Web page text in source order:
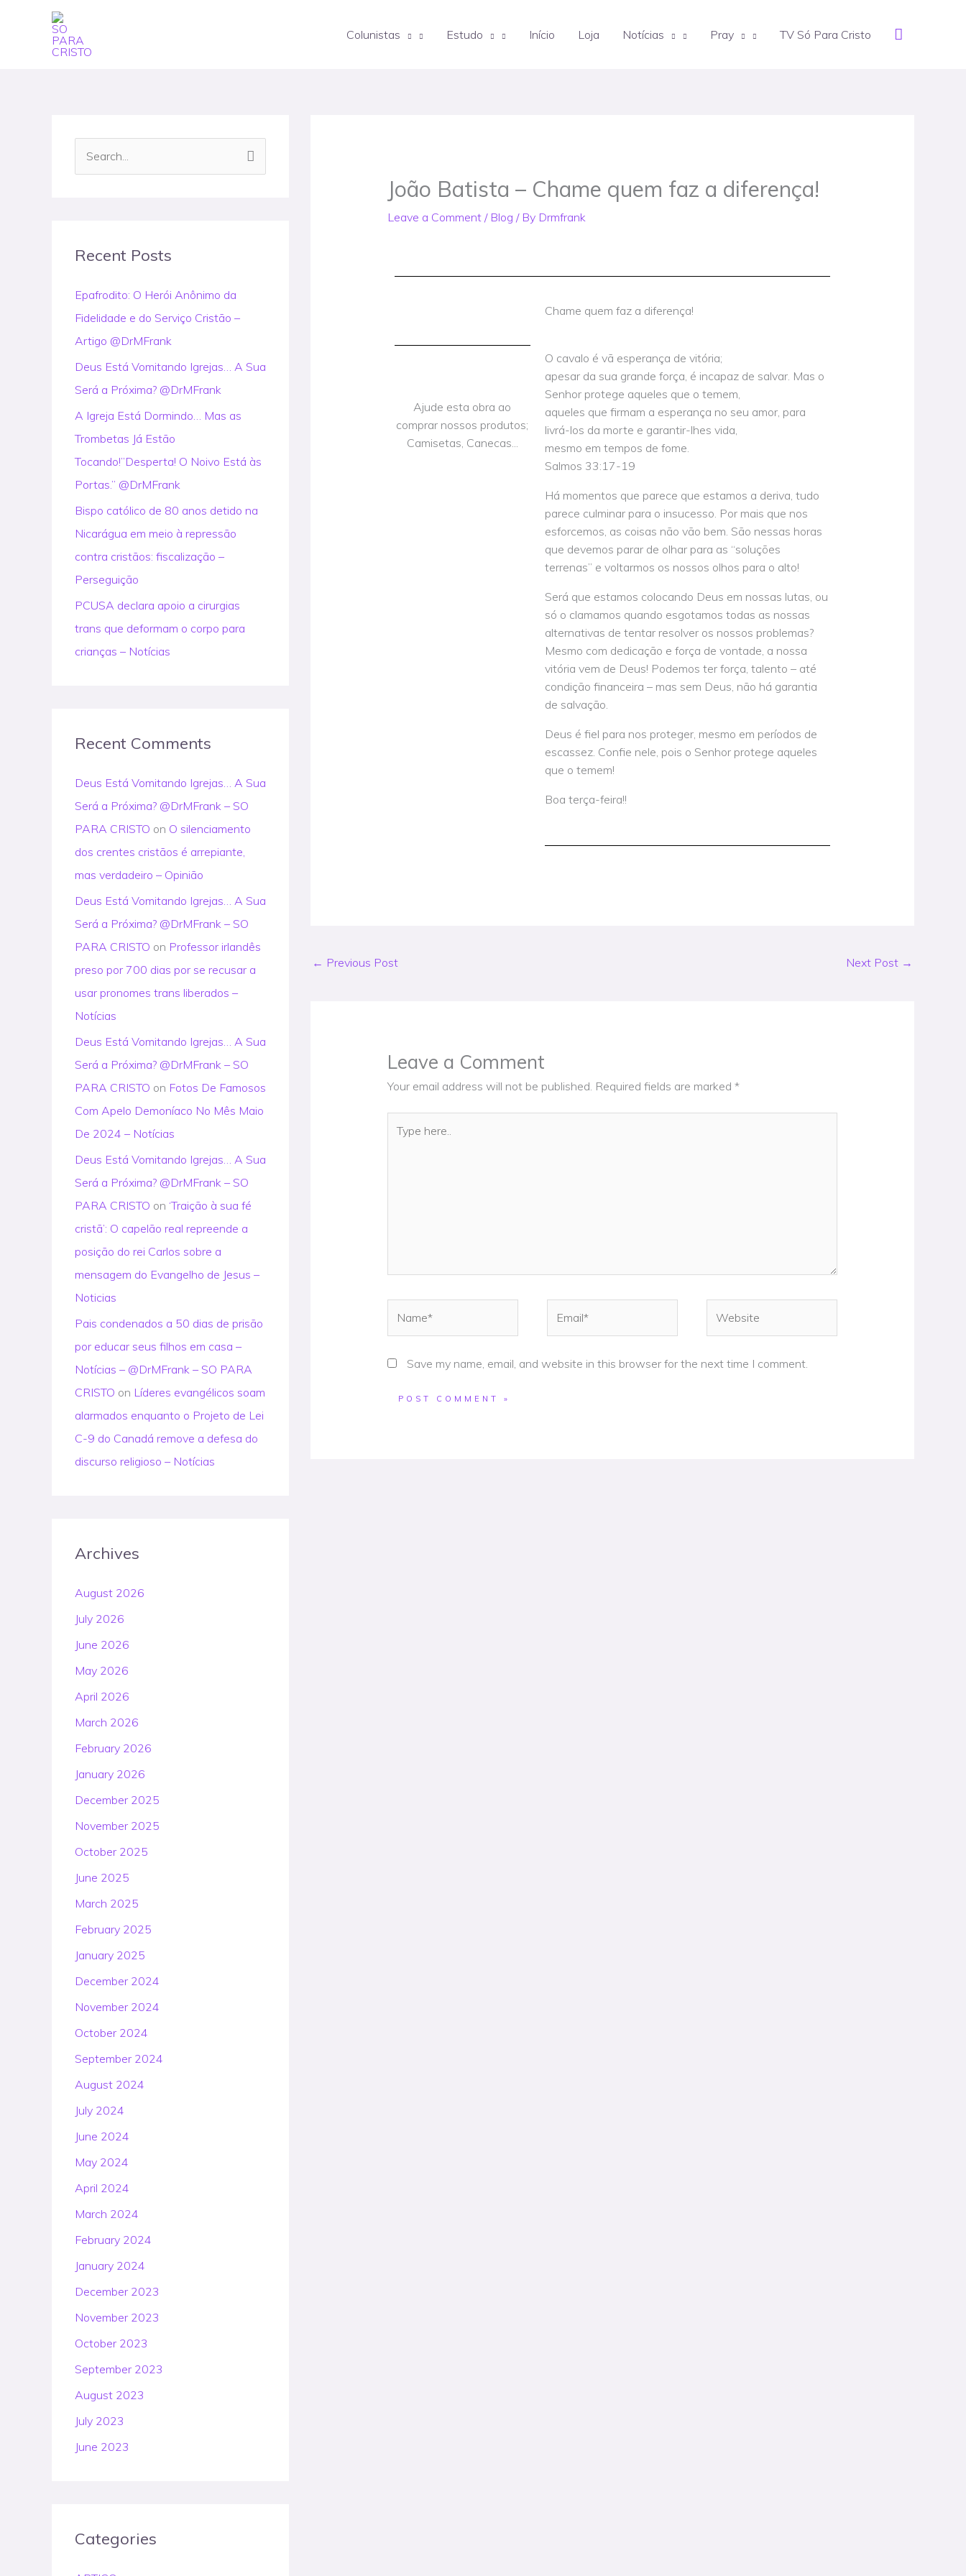
Colunistas Estudo Início Loja Notícias Pray TV Só Para Cristo Search
c
f
o
r
Recent Posts
Epafrodito: O Herói Anônimo da
Fidelidade e do Serviço Cristão –
Artigo @DrMFrank
Deus Está Vomitando Igrejas… A Sua
Será a Próxima? @DrMFrank
A Igreja Está Dormindo… Mas as
Trombetas Já Estão
Tocando!”Desperta! O Noivo Está às
Portas.” @DrMFrank
Bispo católico de 80 anos detido na
Nicarágua em meio à repressão
contra cristãos: fiscalização –
Perseguição
PCUSA declara apoio a cirurgias
trans que deformam o corpo para
crianças – Notícias
Recent Comments
Deus Está Vomitando Igrejas… A Sua
Será a Próxima? @DrMFrank – SO
PARA CRISTO on O silenciamento
dos crentes cristãos é arrepiante,
mas verdadeiro – Opinião
Deus Está Vomitando Igrejas… A Sua
Será a Próxima? @DrMFrank – SO
PARA CRISTO on Professor irlandês
preso por 700 dias por se recusar a
usar pronomes trans liberados –
Notícias
Deus Está Vomitando Igrejas… A Sua
Será a Próxima? @DrMFrank – SO
PARA CRISTO on Fotos De Famosos
Com Apelo Demoníaco No Mês Maio
De 2024 – Notícias
Deus Está Vomitando Igrejas… A Sua
Será a Próxima? @DrMFrank – SO
PARA CRISTO on ‘Traição à sua fé
cristã’: O capelão real repreende a
posição do rei Carlos sobre a
mensagem do Evangelho de Jesus –
Noticias
Pais condenados a 50 dias de prisão
por educar seus filhos em casa –
Notícias – @DrMFrank – SO PARA
CRISTO on Líderes evangélicos soam
alarmados enquanto o Projeto de Lei
C-9 do Canadá remove a defesa do
discurso religioso – Notícias
Archives
August 2026
July 2026
June 2026
May 2026
April 2026
March 2026
February 2026
January 2026
December 2025
November 2025
October 2025
June 2025
March 2025
February 2025
January 2025
December 2024
November 2024
October 2024
September 2024
August 2024
July 2024
June 2024
May 2024
April 2024
March 2024
February 2024
January 2024
December 2023
November 2023
October 2023
September 2023
August 2023
July 2023
June 2023
Categories
João Batista – Chame quem faz a diferença!
Leave a Comment / Blog / By Drmfrank
Ajude esta obra ao
comprar nossos produtos;
Camisetas, Canecas...
Chame quem faz a diferença!
O cavalo é vã esperança de vitória;
apesar da sua grande força, é incapaz de salvar. Mas o
Senhor protege aqueles que o temem,
aqueles que firmam a esperança no seu amor, para
livrá-los da morte e garantir-lhes vida,
mesmo em tempos de fome.
Salmos 33:17-19
Há momentos que parece que estamos a deriva, tudo
parece culminar para o insucesso. Por mais que nos
esforcemos, as coisas não vão bem. São nessas horas
que devemos parar de olhar para as “soluções
terrenas” e voltarmos os nossos olhos para o alto!
Será que estamos colocando Deus em nossas lutas, ou
só o clamamos quando esgotamos todas as nossas
alternativas de tentar resolver os nossos problemas?
Mesmo com dedicação e força de vontade, a nossa
vitória vem de Deus! Podemos ter força, talento – até
condição financeira – mas sem Deus, não há garantia
de salvação.
Deus é fiel para nos proteger, mesmo em períodos de
escassez. Confie nele, pois o Senhor protege aqueles
que o temem!
Boa terça-feira!!
← Previous Post Next Post →
Leave a Comment
Your email address will not be published. Required fields are marked *
here..
Save my name, email, and website in this browser for the next time I comment.